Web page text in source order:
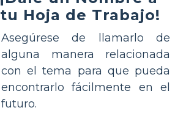
tu Hoja de Trabajo!
Asegúrese de llamarlo de
alguna manera relacionada
con el tema para que pueda
encontrarlo fácilmente en el
futuro.